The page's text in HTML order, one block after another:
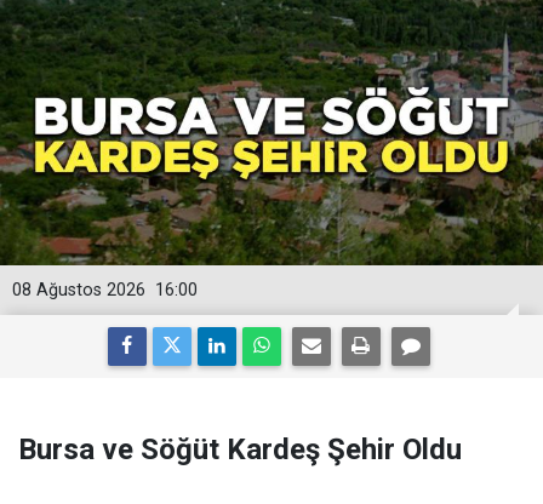
16:00
08 Ağustos 2026
Bursa ve Söğüt Kardeş Şehir Oldu